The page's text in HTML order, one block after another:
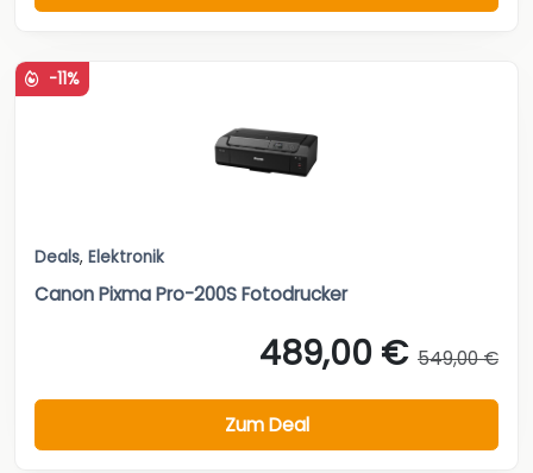
-11%
Deals, Elektronik
Canon Pixma Pro-200S Fotodrucker
489,00 € 549,00 €
Zum Deal